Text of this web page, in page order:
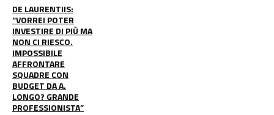
DE LAURENTIIS:
“VORREI POTER
INVESTIRE DI PIÙ MA
NON CI RIESCO.
IMPOSSIBILE
AFFRONTARE
SQUADRE CON
BUDGET DA A.
LONGO? GRANDE
PROFESSIONISTA”